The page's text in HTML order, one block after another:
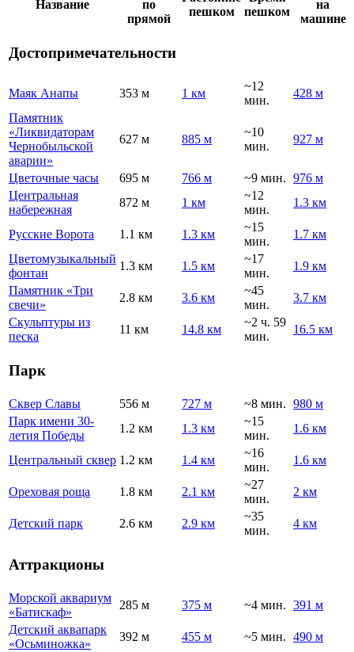
Название
по
прямой
пешком
пешком
на
машине
Достопримечательности
Маяк Анапы 353 м 1 км
~12
мин.
428 м
Памятник
«Ликвидаторам
Чернобыльской
аварии»
627 м 885 м
~10
мин.
927 м
Цветочные часы 695 м 766 м ~9 мин. 976 м
Центральная
набережная
872 м 1 км
~12
мин.
1.3 км
Русские Ворота 1.1 км 1.3 км
~15
мин.
1.7 км
Цветомузыкальный
фонтан
1.3 км 1.5 км
~17
мин.
1.9 км
Памятник «Три
свечи»
2.8 км 3.6 км
~45
мин.
3.7 км
Скульптуры из
песка
11 км 14.8 км
~2 ч. 59
мин.
16.5 км
Парк
Сквер Славы 556 м 727 м ~8 мин. 980 м
Парк имени 30-
летия Победы
1.2 км 1.3 км
~15
мин.
1.6 км
Центральный сквер 1.2 км 1.4 км
~16
мин.
1.6 км
Ореховая роща 1.8 км 2.1 км
~27
мин.
2 км
Детский парк 2.6 км 2.9 км
~35
мин.
4 км
Аттракционы
Морской аквариум
«Батискаф»
285 м 375 м ~4 мин. 391 м
Детский аквапарк
«Осьминожка»
392 м 455 м ~5 мин. 490 м